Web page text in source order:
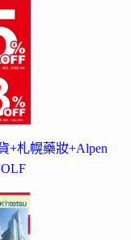
+札幌藥妝+Alpen